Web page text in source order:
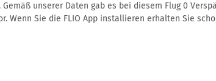
unserer Daten gab es bei diesem Flug 0
Wenn Sie die FLIO App installieren erhalten Sie